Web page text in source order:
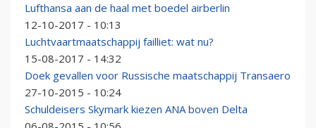
Lufthansa aan de haal met boedel airberlin
12-10-2017 - 10:13
Luchtvaartmaatschappij failliet: wat nu?
15-08-2017 - 14:32
Doek gevallen voor Russische maatschappij Transaero
27-10-2015 - 10:24
Schuldeisers Skymark kiezen ANA boven Delta